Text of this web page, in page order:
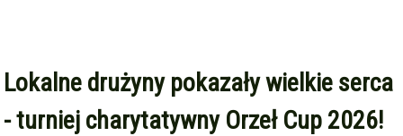
Lokalne drużyny pokazały wielkie serca
- turniej charytatywny Orzeł Cup 2026!